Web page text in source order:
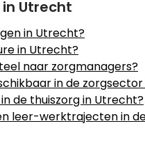
Utrecht
in Utrecht?
in Utrecht?
naar zorgmanagers?
in de
de thuiszorg in Utrecht?
leer-werktrajecten in